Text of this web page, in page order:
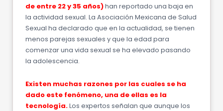
de entre 22 y 35 años)han reportado una baja en
la actividad sexual. La Asociación Mexicana de Salud
Sexual ha declarado que en la actualidad, se tienen
menos parejas sexuales y que la edad para
comenzar una vida sexual se ha elevado pasando
la adolescencia.
Existen muchas razones por las cuales se ha
dado este fenómeno, una de ellas es la
tecnología.Los expertos señalan que aunque los